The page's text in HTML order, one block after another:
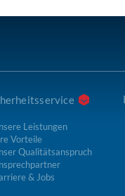
Leistungen
Vorteile
Qualitätsanspruch
& Jobs